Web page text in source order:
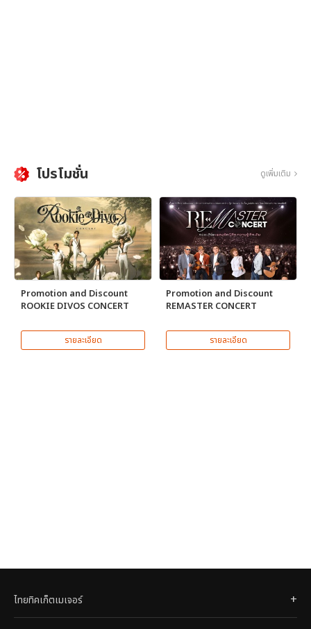
โปรโมชั่น ดูเพิ่มเติม
Promotion and Discount
ROOKIE DIVOS CONCERT
รายละเอียด
Promotion and Discount
REMASTER CONCERT
รายละเอียด
ไทยทิคเก็ตเมเจอร์